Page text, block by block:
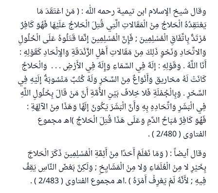
وقال شيخ الإسلام ابن تيمية رحمه الله : ( مَنْ اعْتَقَدَ مَا
يَعْتَقِدُهُ الْحَلاجُ مِنْ الْمَقَالاتِ الَّتِي قُتِلَ الْحَلاجُ عَلَيْهَا فَهُوَ كَافِرٌ
مُرْتَدٌّ بِاتِّفَاقِ الْمُسْلِمِينَ ; فَإِنَّ الْمُسْلِمِينَ إنَّمَا قَتَلُوهُ عَلَى الْحُلُولِ
وَالاتِّحَادِ وَنَحْوِ ذَلِكَ مِنْ مَقَالاتِ أَهْلِ الزَّنْدَقَةِ وَالإِلْحَادِ كَقَوْلِهِ :
أَنَا اللَّهُ . وَقَوْلِهِ : إلَهٌ فِي السَّمَاءِ وَإِلَهٌ فِي الأَرْضِ . . . وَالْحَلاجُ
كَانَتْ لَهُ مخاريق وَأَنْوَاعٌ مِنْ السِّحْرِ وَلَهُ كُتُبٌ مَنْسُوبَةٌ إلَيْهِ فِي
السِّحْرِ . وَبِالْجُمْلَةِ فَلا خِلافَ بَيْنِ الأُمَّةِ أَنَّ مَنْ قَالَ بِحُلُولِ اللَّهِ
فِي الْبَشَرِ وَاتِّحَادِهِ بِهِ وَأَنَّ الْبَشَرَ يَكُونُ إلَهًا وَهَذَا مِنْ الآلِهَةِ :
فَهُوَ كَافِرٌ مُبَاحُ الدَّمِ وَعَلَى هَذَا قُتِلَ الْحَلاجُ )اهـ مجموع
الفتاوى ( 2/480 ) .
وقال أيضاً : ( وَمَا نَعْلَمُ أَحَدًا مِنْ أَئِمَّةِ الْمُسْلِمِينَ ذَكَرَ الْحَلاجَ
بِخَيْرِ لا مِنْ الْعُلَمَاءِ وَلا مِنْ الْمَشَايِخِ ; وَلَكِنَّ بَعْضَ النَّاسِ يَقِفُ
فِيهِ ; لأَنَّهُ لَمْ يَعْرِفْ أَمْرَهُ ) .اهـ مجموع الفتاوى ( 2/483 ) .